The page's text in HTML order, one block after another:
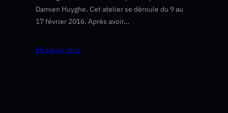
Damien Huyghe. Cet atelier se déroule du 9 au
17 février 2016. Après avoir…
En savoir plus